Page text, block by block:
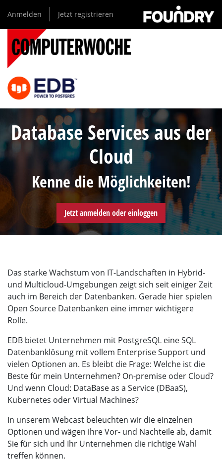
zum
Inhalt
Anmelden Jetzt registrieren
Database Services aus der
Cloud
Kenne die Möglichkeiten!
Jetzt anmelden oder einloggen
Das starke Wachstum von IT-Landschaften in Hybrid-
und Multicloud-Umgebungen zeigt sich seit einiger Zeit
auch im Bereich der Datenbanken. Gerade hier spielen
Open Source Datenbanken eine immer wichtigere
Rolle.
EDB bietet Unternehmen mit PostgreSQL eine SQL
Datenbanklösung mit vollem Enterprise Support und
vielen Optionen an. Es bleibt die Frage: Welche ist die
Beste für mein Unternehmen? On-premise oder Cloud?
Und wenn Cloud: DataBase as a Service (DBaaS),
Kubernetes oder Virtual Machines?
In unserem Webcast beleuchten wir die einzelnen
Optionen und wägen ihre Vor- und Nachteile ab, damit
Sie für sich und Ihr Unternehmen die richtige Wahl
treffen können.